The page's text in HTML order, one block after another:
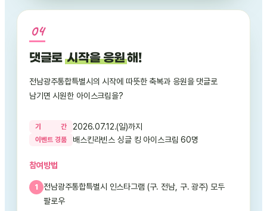
댓글로시작을 응원해!
전남광주통합특별시의 시작에 따뜻한 축복과 응원을 댓글로
남기면 시원한 아이스크림을?
기 간 2026.07.12.(일)까지
이벤트 경품 배스킨라빈스 싱글 킹 아이스크림 60명
참여방법
전남광주통합특별시 인스타그램 (구. 전남, 구. 광주) 모두
팔로우